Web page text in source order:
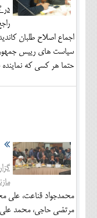
در
اجماع اصلاح طلبان
سیاست های رییس جمهوری
حتما هر کسی که
محمدجواد قناعت، علی
مرتضی حاجی، محمد علی